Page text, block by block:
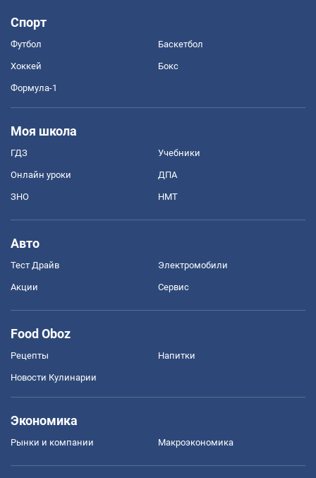
Спорт
Футбол Баскетбол
Хоккей Бокс
Формула-1
Моя школа
ГДЗ Учебники
Онлайн уроки ДПА
ЗНО НМТ
Авто
Тест Драйв Электромобили
Акции Сервис
Food Oboz
Рецепты Напитки
Новости Кулинарии
Экономика
Рынки и компании Mакроэкономика